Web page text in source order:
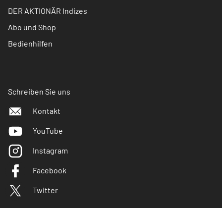
DER AKTIONÄR Indizes
Abo und Shop
Bedienhilfen
Schreiben Sie uns
Kontakt
YouTube
Instagram
Facebook
Twitter